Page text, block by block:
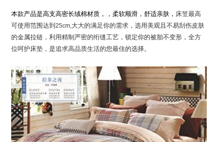
本款产品是高支高密长绒棉材质，，柔软顺滑，舒适亲肤， 床笠最高
可使用范围达到25cm, 大大的满足你的需求，选用美观且不易刮伤皮肤
的金属拉链，利用精制严密的绗缝工艺，锁定你的被胎不变形，全方
位呵护床垫，是追求高品质生活的您最佳的选择。